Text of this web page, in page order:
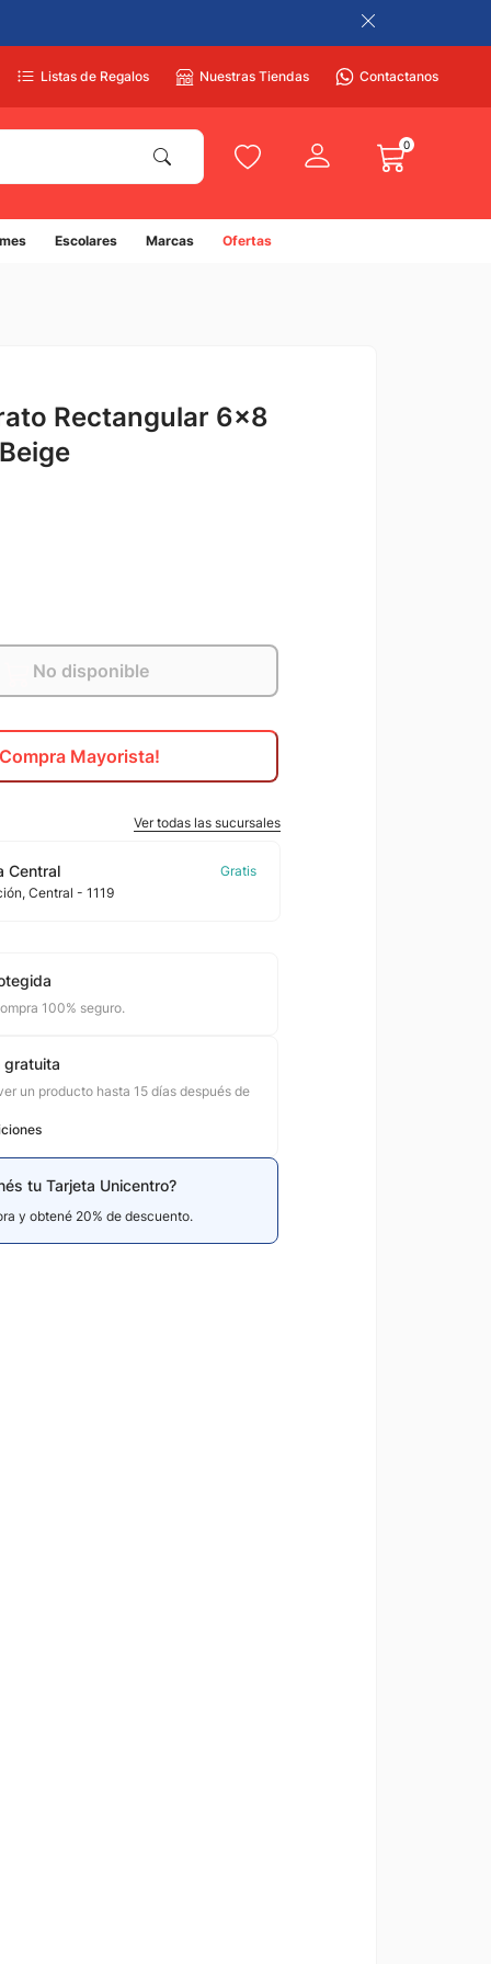
Listas de Regalos Nuestras Tiendas Contactanos
0
Escolares Marcas Ofertas
Rectangular 6x8
No disponible
Mayorista!
Ver todas las sucursales
Central
, Central - 1119
100% seguro.
gratuita
un producto hasta 15 días después de
tu Tarjeta Unicentro?
y obtené 20% de descuento.